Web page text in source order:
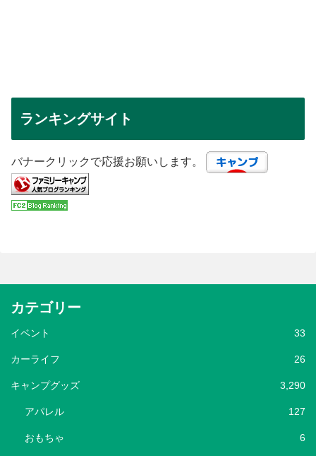
ランキングサイト
バナークリックで応援お願いします。
カテゴリー
イベント 33
カーライフ 26
キャンプグッズ 3,290
アパレル 127
おもちゃ 6